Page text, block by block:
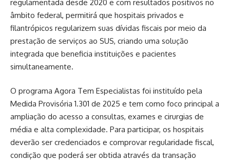
regulamentada desde 2020 e com resultados positivos no
âmbito federal, permitirá que hospitais privados e
filantrópicos regularizem suas dívidas fiscais por meio da
prestação de serviços ao SUS, criando uma solução
integrada que beneficia instituições e pacientes
simultaneamente.
O programa Agora Tem Especialistas foi instituído pela
Medida Provisória 1.301 de 2025 e tem como foco principal a
ampliação do acesso a consultas, exames e cirurgias de
média e alta complexidade. Para participar, os hospitais
deverão ser credenciados e comprovar regularidade fiscal,
condição que poderá ser obtida através da transação